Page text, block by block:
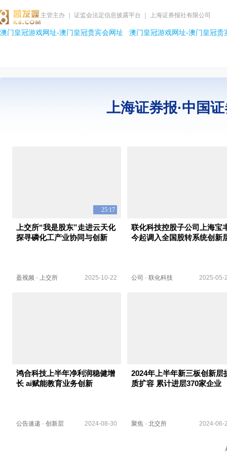
主管主办 ｜ 证监会法定信息披露平台 ｜ 上海证券报社有限公司
澳门皇冠游戏网址-澳门皇冠贵宾会网址 澳门皇冠游戏网址-澳门皇冠贵
上海证券报·中国
25:17
上交所“我是股东”走进云天化
探寻磷化工产业协同与创新
盈视频 · 上交所 2025-10-22
联化科技控股子公司上海宝
今起调入全国股转系统创新
公司 · 联化科技 2025-05-
鸿合科技上半年净利润稳健增
长 ai赋能教育业务创新
公告速递 · 创新层 2024-08-30
2024年上半年新三板创新层
质扩容 累计进层370家企业
聚焦 · 北交所 2024-06-